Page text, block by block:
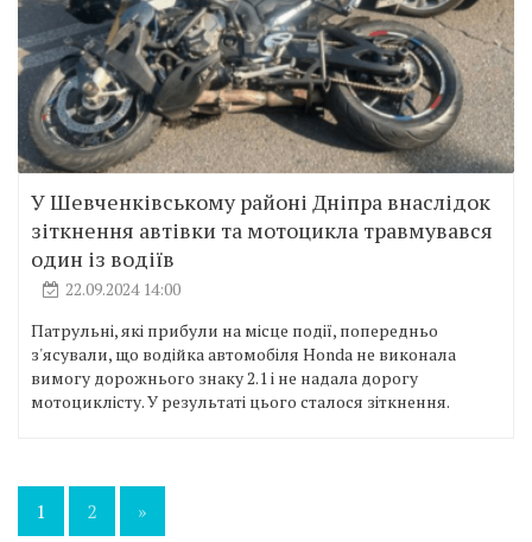
У Шевченківському районі Дніпра внаслідок
зіткнення автівки та мотоцикла травмувався
один із водіїв
22.09.2024 14:00
Патрульні, які прибули на місце події, попередньо
з'ясували, що водійка автомобіля Honda не виконала
вимогу дорожнього знаку 2.1 і не надала дорогу
мотоциклісту. У результаті цього сталося зіткнення.
Пагінація
1 2 »